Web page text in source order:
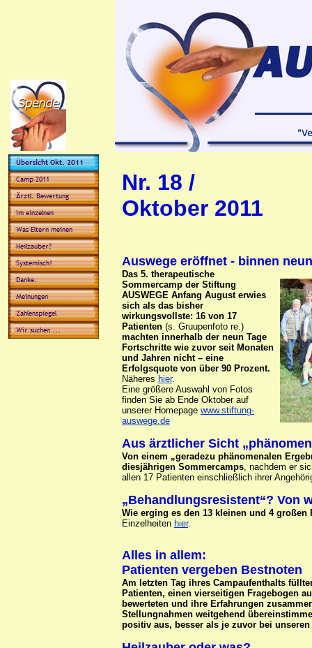
Nr. 18 /
Oktober 2011
Auswege eröffnet - binnen
Das 5. therapeutische
Sommercamp der Stiftung
AUSWEGE Anfang August erwies
sich als das bisher
wirkungsvollste: 16 von 17
Patienten (s. Gruupenfoto re.)
machten innerhalb der neun Tage
Fortschritte wie zuvor seit Monaten
und Jahren nicht – eine
Erfolgsquote von über 90 Prozent.
Näheres hier.
Eine größere Auswahl von Fotos
finden Sie ab Ende Oktober auf
unserer Homepage www.stiftung-
auswege.de
Aus ärztlicher Sicht
Von einem „geradezu phänomenalen
diesjährigen Sommercamps, nachdem er
allen 17 Patienten einschließlich ihrer
„Behandlungsresistent“? Von
Wie erging es den 13 kleinen und 4
Einzelheiten hier.
Alles in allem:
Patienten vergeben Bestnoten
Am letzten Tag ihres Campaufenthalts
Patienten, einen vierseitigen Fragebogen
bewerteten und ihre Erfahrungen
Stellungnahmen weitgehend
positiv aus, besser als je zuvor bei